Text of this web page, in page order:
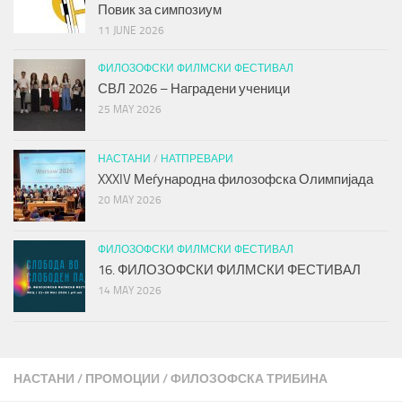
НАСТАНИ / ПРОМОЦИИ /ФИЛОЗОФСКА ТРИБИНА
Повик за симпозиум
11 JUNE 2026
ФИЛОЗОФСКИ ФИЛМСКИ ФЕСТИВАЛ
СВЛ 2026 – Наградени ученици
25 MAY 2026
НАСТАНИ / НАТПРЕВАРИ
XXXIV Меѓународна филозофска Олимпијада
20 MAY 2026
ФИЛОЗОФСКИ ФИЛМСКИ ФЕСТИВАЛ
16. ФИЛОЗОФСКИ ФИЛМСКИ ФЕСТИВАЛ
14 MAY 2026